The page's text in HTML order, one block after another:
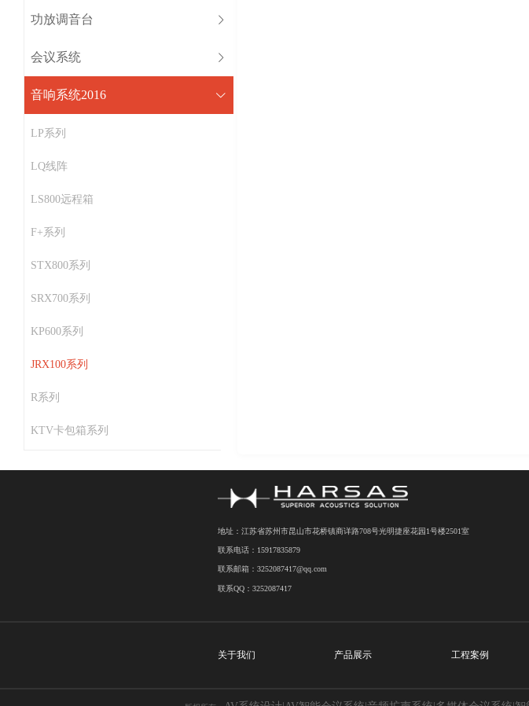
功放调音台
会议系统
音响系统2016
LP系列
LQ线阵
LS800远程箱
F+系列
STX800系列
SRX700系列
KP600系列
JRX100系列
R系列
KTV卡包箱系列
地址：江苏省苏州市昆山市花桥镇商详路708号光明捷座花园1号楼2501室
联系电话：15917835879
联系邮箱：3252087417@qq.com
联系QQ：3252087417
关于我们 产品展示 工程案例